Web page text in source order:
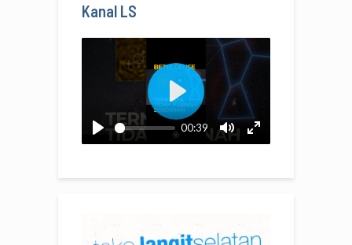
Kanal LS